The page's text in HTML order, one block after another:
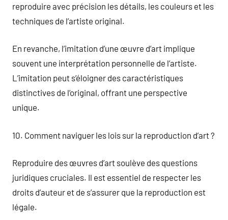
reproduire avec précision les détails, les couleurs et les
techniques de l’artiste original.
En revanche, l’imitation d’une œuvre d’art implique
souvent une interprétation personnelle de l’artiste.
L’imitation peut s’éloigner des caractéristiques
distinctives de l’original, offrant une perspective
unique.
10. Comment naviguer les lois sur la reproduction d’art ?
Reproduire des œuvres d’art soulève des questions
juridiques cruciales. Il est essentiel de respecter les
droits d’auteur et de s’assurer que la reproduction est
légale.